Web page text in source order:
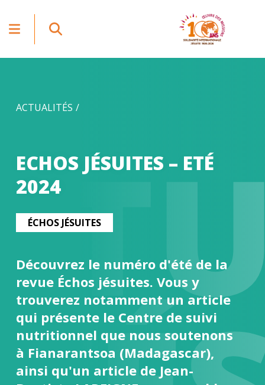
ACTUALITÉS
ECHOS JÉSUITES – ETÉ
2024
ÉCHOS JÉSUITES
Découvrez le numéro d'été de la
revue Échos jésuites. Vous y
trouverez notamment un article
qui présente le Centre de suivi
nutritionnel que nous soutenons
à Fianarantsoa (Madagascar),
ainsi qu'un article de Jean-